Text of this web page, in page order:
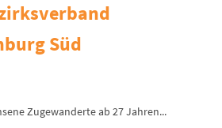
Süd
Zugewanderte ab 27 Jahren...